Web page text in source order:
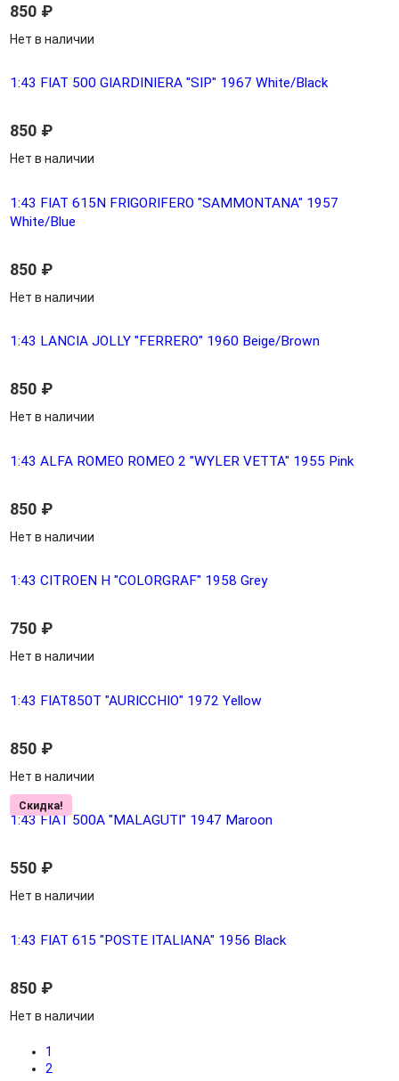
850 ₽
Нет в наличии
1:43 FIAT 500 GIARDINIERA "SIP" 1967 White/Black
850 ₽
Нет в наличии
1:43 FIAT 615N FRIGORIFERO "SAMMONTANA" 1957
White/Blue
850 ₽
Нет в наличии
1:43 LANCIA JOLLY "FERRERO" 1960 Beige/Brown
850 ₽
Нет в наличии
1:43 ALFA ROMEO ROMEO 2 "WYLER VETTA" 1955 Pink
850 ₽
Нет в наличии
1:43 CITROEN H "COLORGRAF" 1958 Grey
750 ₽
Нет в наличии
1:43 FIAT850T "AURICCHIO" 1972 Yellow
850 ₽
Нет в наличии
Скидка!
1:43 FIAT 500A "MALAGUTI" 1947 Maroon
550 ₽
Нет в наличии
1:43 FIAT 615 "POSTE ITALIANA" 1956 Black
850 ₽
Нет в наличии
1
2